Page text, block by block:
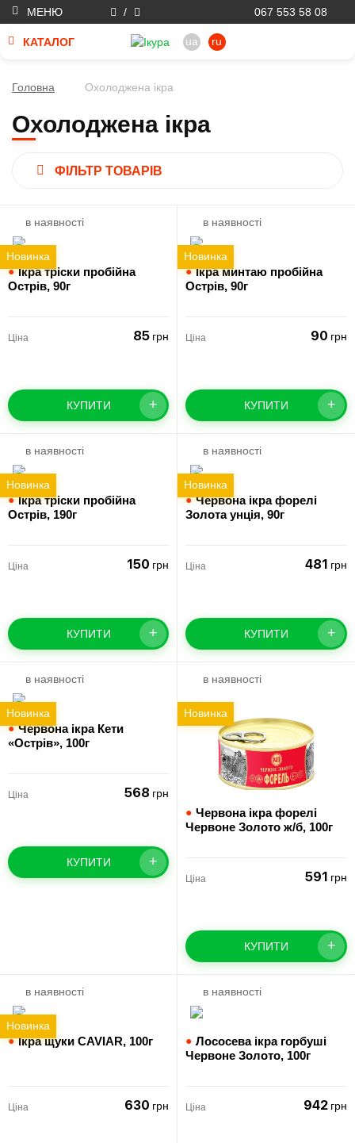
МЕНЮ / 067 553 58 08
ua ru
КАТАЛОГ
Головна Охолоджена ікра
Охолоджена ікра
ФІЛЬТР ТОВАРІВ
в наявності
Новинка
● Ікра тріски пробійна
Острів, 90г
Ціна 85 грн
+
КУПИТИ
в наявності
Новинка
● Ікра минтаю пробійна
Острів, 90г
Ціна 90 грн
+
КУПИТИ
в наявності
Новинка
● Ікра тріски пробійна
Острів, 190г
Ціна 150 грн
+
КУПИТИ
в наявності
Новинка
● Червона ікра форелі
Золота унція, 90г
Ціна 481 грн
+
КУПИТИ
в наявності
Новинка
● Червона ікра Кети
«Острів», 100г
Ціна 568 грн
+
КУПИТИ
в наявності
Новинка
● Червона ікра форелі
Червоне Золото ж/б, 100г
Ціна 591 грн
+
КУПИТИ
в наявності
Новинка
● Ікра щуки CAVIAR, 100г
Ціна 630 грн
в наявності
● Лососева ікра горбуші
Червоне Золото, 100г
Ціна 942 грн